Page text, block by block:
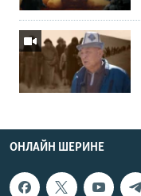
ОНЛАЙН ШЕРИНЕ